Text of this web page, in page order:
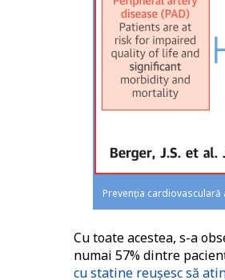
Prevenția
Cu toate acestea, s-a
numai 57% dintre
cu statine reușesc să